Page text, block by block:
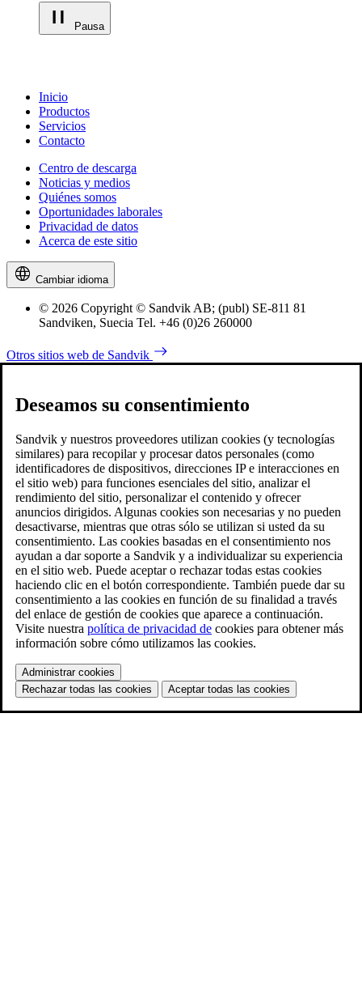
Pausa
Inicio
Productos
Servicios
Contacto
Centro de descarga
Noticias y medios
Quiénes somos
Oportunidades laborales
Privacidad de datos
Acerca de este sitio
Cambiar idioma
© 2026 Copyright © Sandvik AB; (publ) SE-811 81
Sandviken, Suecia Tel. +46 (0)26 260000
Otros sitios web de Sandvik
Deseamos su consentimiento
Sandvik y nuestros proveedores utilizan cookies (y tecnologías
similares) para recopilar y procesar datos personales (como
identificadores de dispositivos, direcciones IP e interacciones en
el sitio web) para funciones esenciales del sitio, analizar el
rendimiento del sitio, personalizar el contenido y ofrecer
anuncios dirigidos. Algunas cookies son necesarias y no pueden
desactivarse, mientras que otras sólo se utilizan si usted da su
consentimiento. Las cookies basadas en el consentimiento nos
ayudan a dar soporte a Sandvik y a individualizar su experiencia
en el sitio web. Puede aceptar o rechazar todas estas cookies
haciendo clic en el botón correspondiente. También puede dar su
consentimiento a las cookies en función de su finalidad a través
del enlace de gestión de cookies que aparece a continuación.
Visite nuestra política de privacidad de cookies para obtener más
información sobre cómo utilizamos las cookies.
Administrar cookies
Rechazar todas las cookies
Aceptar todas las cookies